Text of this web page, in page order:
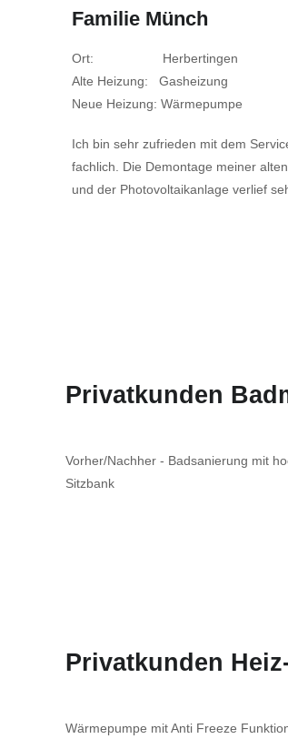
Familie Münch
Ort: Herbertingen
Alte Heizung: Gasheizung
Neue Heizung: Wärmepumpe
Ich bin sehr zufrieden mit dem
fachlich. Die Demontage meiner
und der Photovoltaikanlage verlief
Privatkunden
Vorher/Nachher - Badsanierung mit
Sitzbank
Privatkunden
Wärmepumpe mit Anti Freeze